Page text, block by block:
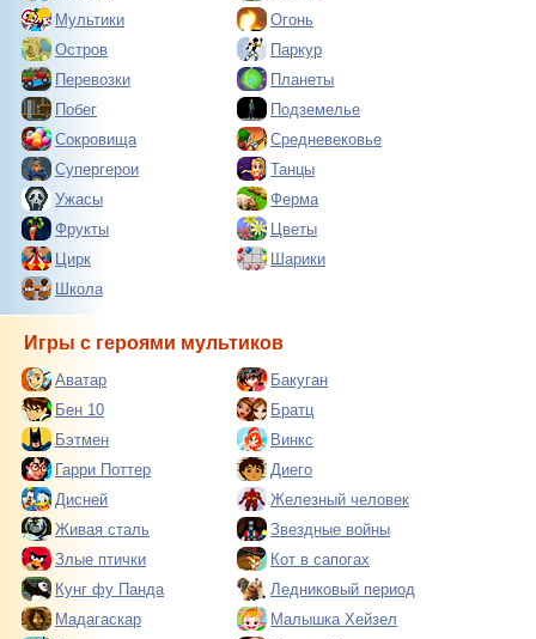
Мультики
Огонь
Остров
Паркур
Перевозки
Планеты
Побег
Подземелье
Сокровища
Средневековье
Супергерои
Танцы
Ужасы
Ферма
Фрукты
Цветы
Цирк
Шарики
Школа
Игры с героями мультиков
Аватар
Бакуган
Бен 10
Братц
Бэтмен
Винкс
Гарри Поттер
Диего
Дисней
Железный человек
Живая сталь
Звездные войны
Злые птички
Кот в сапогах
Кунг фу Панда
Ледниковый период
Мадагаскар
Малышка Хейзел